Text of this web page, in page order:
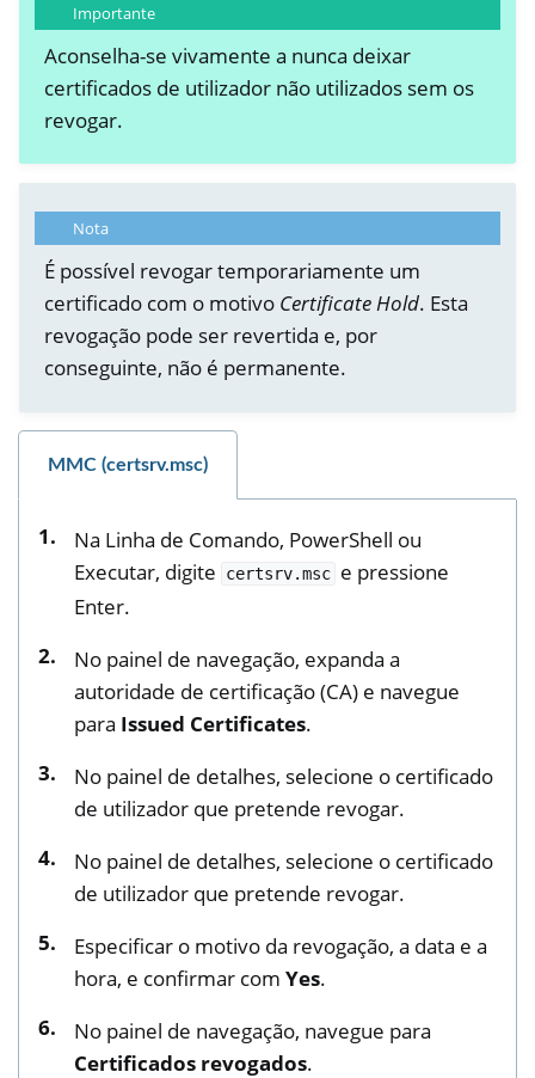
Importante
Aconselha-se vivamente a nunca deixar
certificados de utilizador não utilizados sem os
revogar.
Nota
É possível revogar temporariamente um
certificado com o motivo Certificate Hold. Esta
revogação pode ser revertida e, por
conseguinte, não é permanente.
MMC (certsrv.msc)
Na Linha de Comando, PowerShell ou
Executar, digite
certsrv.msc e pressione
Enter.
No painel de navegação, expanda a
autoridade de certificação (CA) e navegue
para Issued Certificates.
No painel de detalhes, selecione o certificado
de utilizador que pretende revogar.
No painel de detalhes, selecione o certificado
de utilizador que pretende revogar.
Especificar o motivo da revogação, a data e a
hora, e confirmar com Yes.
No painel de navegação, navegue para
Certificados revogados.